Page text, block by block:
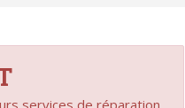
services de réparation